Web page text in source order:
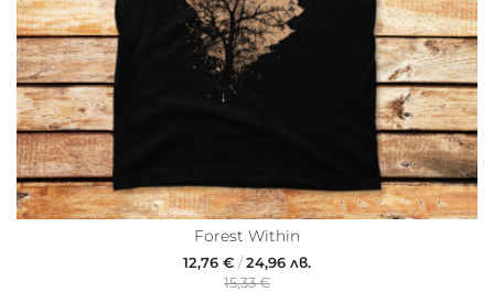
Forest Within
12,76 € /24,96 лв.
15,33 €